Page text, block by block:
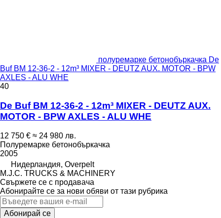
полуремарке бетонобъркачка De
Buf BM 12-36-2 - 12m³ MIXER - DEUTZ AUX. MOTOR - BPW
AXLES - ALU WHE
40
De Buf BM 12-36-2 - 12m³ MIXER - DEUTZ AUX.
MOTOR - BPW AXLES - ALU WHE
12 750 € ≈ 24 980 лв.
Полуремарке бетонобъркачка
2005
Нидерландия, Overpelt
M.J.C. TRUCKS & MACHINERY
Свържете се с продавача
Абонирайте се за нови обяви от тази рубрика
Абонирай се